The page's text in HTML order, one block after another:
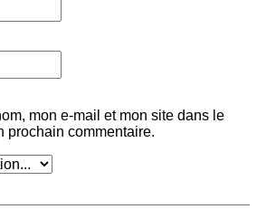
mon e-mail et mon site dans le
prochain commentaire.